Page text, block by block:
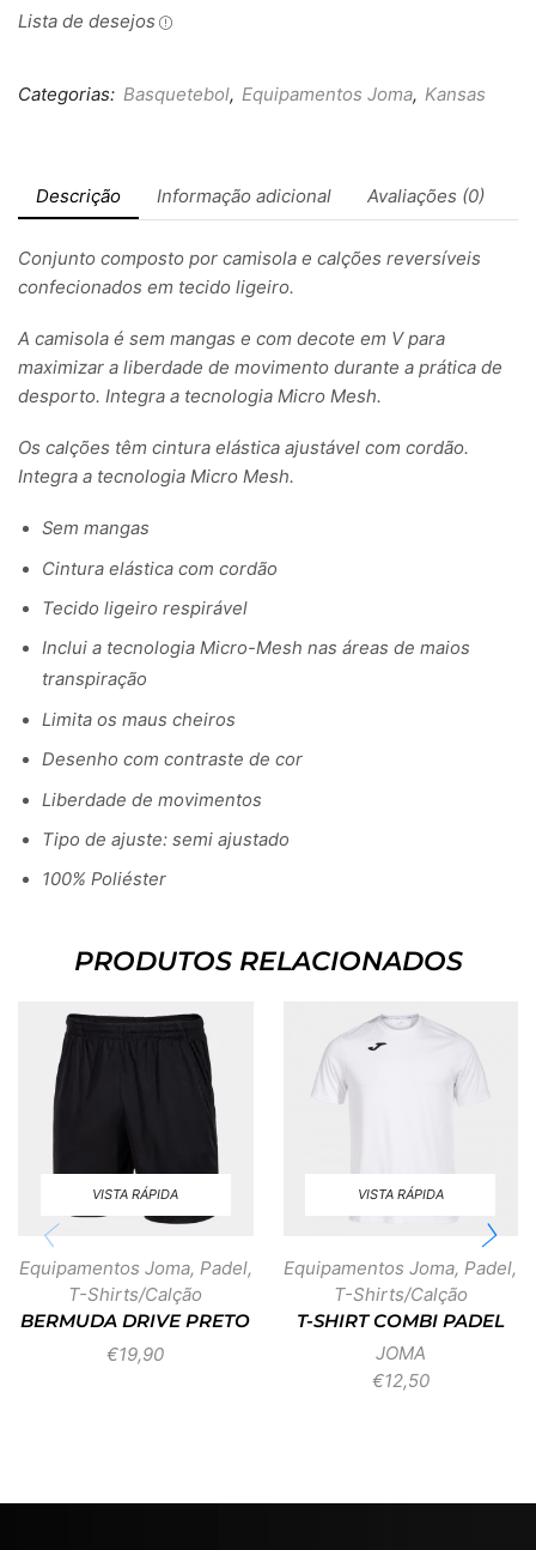
Lista de desejos
Categorias: Basquetebol, Equipamentos Joma, Kansas
Descrição Informação adicional Avaliações (0)
Conjunto composto por camisola e calções reversíveis
confecionados em tecido ligeiro.
A camisola é sem mangas e com decote em V para
maximizar a liberdade de movimento durante a prática de
desporto. Integra a tecnologia Micro Mesh.
Os calções têm cintura elástica ajustável com cordão.
Integra a tecnologia Micro Mesh.
Sem mangas
Cintura elástica com cordão
Tecido ligeiro respirável
Inclui a tecnologia Micro-Mesh nas áreas de maios
transpiração
Limita os maus cheiros
Desenho com contraste de cor
Liberdade de movimentos
Tipo de ajuste: semi ajustado
100% Poliéster
PRODUTOS RELACIONADOS
VISTA RÁPIDA
Equipamentos Joma, Padel,
T-Shirts/Calção
BERMUDA DRIVE PRETO
€19,90
VISTA RÁPIDA
Equipamentos Joma,Padel,
T-Shirts/Calção
T-SHIRT COMBI PADEL
JOMA
€12,50